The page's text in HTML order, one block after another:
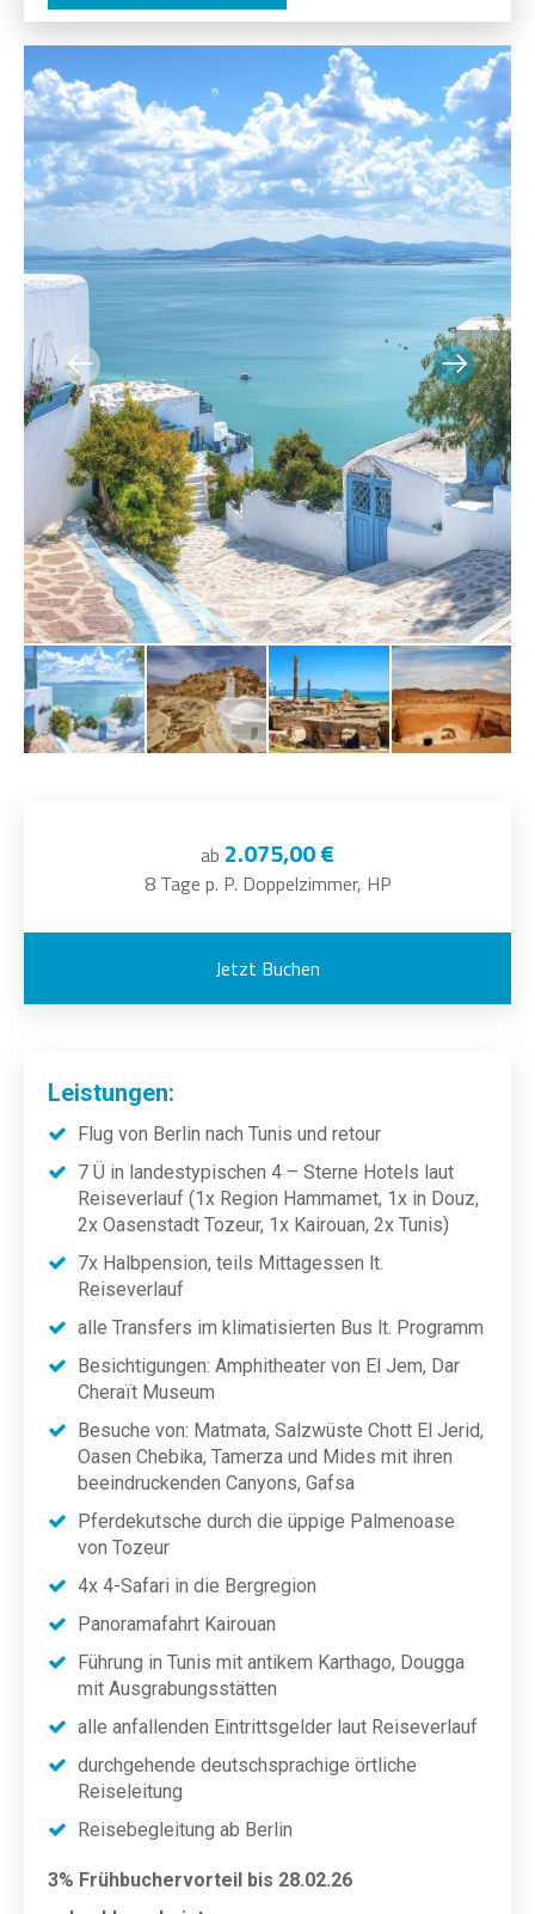
ab 2.075,00 €
8 Tage p. P. Doppelzimmer, HP
Jetzt Buchen
Leistungen:
Flug von Berlin nach Tunis und retour
7 Ü in landestypischen 4 – Sterne Hotels laut
Reiseverlauf (1x Region Hammamet, 1x in Douz,
2x Oasenstadt Tozeur, 1x Kairouan, 2x Tunis)
7x Halbpension, teils Mittagessen lt.
Reiseverlauf
alle Transfers im klimatisierten Bus lt. Programm
Besichtigungen: Amphitheater von El Jem, Dar
Cheraït Museum
Besuche von: Matmata, Salzwüste Chott El Jerid,
Oasen Chebika, Tamerza und Mides mit ihren
beeindruckenden Canyons, Gafsa
Pferdekutsche durch die üppige Palmenoase
von Tozeur
4x 4-Safari in die Bergregion
Panoramafahrt Kairouan
Führung in Tunis mit antikem Karthago, Dougga
mit Ausgrabungsstätten
alle anfallenden Eintrittsgelder laut Reiseverlauf
durchgehende deutschsprachige örtliche
Reiseleitung
Reisebegleitung ab Berlin
3% Frühbuchervorteil bis 28.02.26